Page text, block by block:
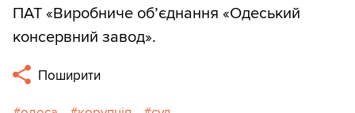
ПАТ «Виробниче об’єднання «Одеський
консервний завод».
Поширити